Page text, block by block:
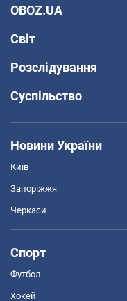
OBOZ.UA
Світ
Розслідування
Суспільство
Новини України
Київ
Запоріжжя
Черкаси
Спорт
Футбол
Хокей